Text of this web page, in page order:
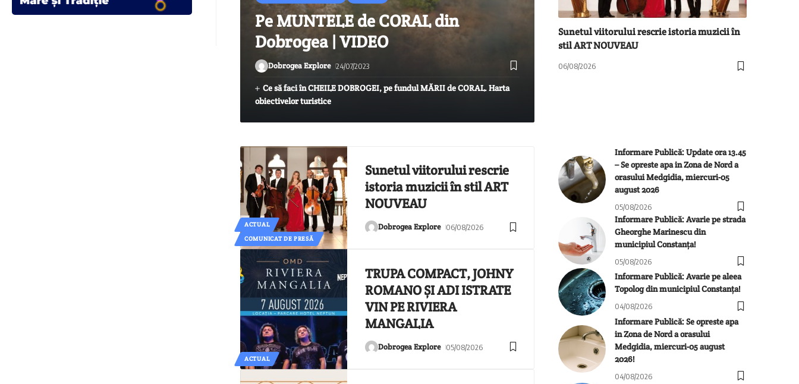
Pe MUNTELE de CORAL din
Dobrogea | VIDEO
Dobrogea Explore 24/07/2023
Ce să faci în CHEILE DOBROGEI, pe fundul MĂRII de CORAL. Harta
obiectivelor turistice
Sunetul viitorului rescrie istoria muzicii în
stil ART NOUVEAU
06/08/2026
ACTUAL
COMUNICAT DE PRESĂ
Sunetul viitorului rescrie
istoria muzicii în stil ART
NOUVEAU
Dobrogea Explore 06/08/2026
ACTUAL
TRUPA COMPACT, JOHNY
ROMANO ȘI ADI ISTRATE
VIN PE RIVIERA
MANGALIA
Dobrogea Explore 05/08/2026
Informare Publică: Update ora 13.45
– Se opreste apa in Zona de Nord a
orasului Medgidia, miercuri-05
august 2026
05/08/2026
Informare Publică: Avarie pe strada
Gheorghe Marinescu din
municipiul Constanța!
05/08/2026
Informare Publică: Avarie pe aleea
Topolog din municipiul Constanța!
04/08/2026
Informare Publică: Se opreste apa
in Zona de Nord a orasului
Medgidia, miercuri-05 august
2026!
04/08/2026